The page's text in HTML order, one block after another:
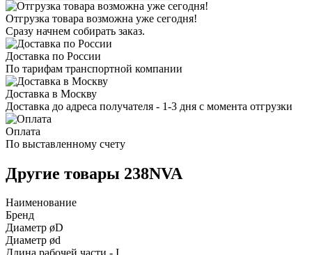
Отгрузка товара возможна уже сегодня!
Сразу начнем собирать заказ.
Доставка по России
По тарифам транспортной компании
Доставка в Москву
Доставка до адреса получателя - 1-3 дня с момента отгрузки
Оплата
По выставленному счету
Другие товары 238NVA
Наименование
Бренд
Диаметр øD
Диаметр ød